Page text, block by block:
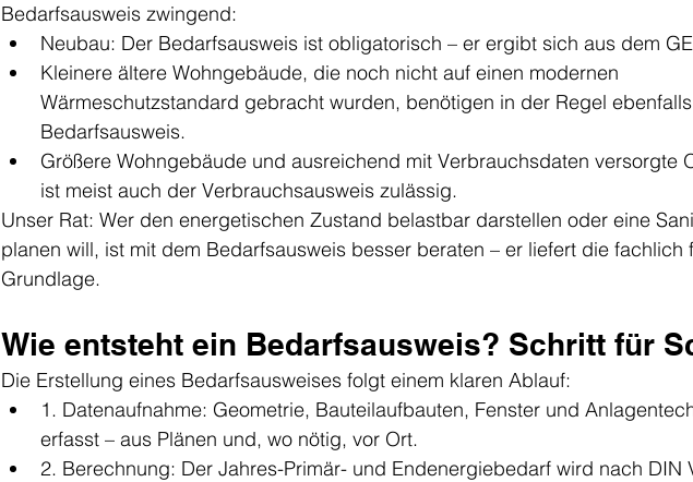
Bedarfsausweis zwingend:
Neubau: Der Bedarfsausweis ist obligatorisch – er ergibt sich aus dem
Kleinere ältere Wohngebäude, die noch nicht auf einen modernen
Wärmeschutzstandard gebracht wurden, benötigen in der Regel
Bedarfsausweis.
Größere Wohngebäude und ausreichend mit Verbrauchsdaten versorgte
ist meist auch der Verbrauchsausweis zulässig.
Unser Rat: Wer den energetischen Zustand belastbar darstellen oder eine
planen will, ist mit dem Bedarfsausweis besser beraten – er liefert die fachlich
Grundlage.
Wie entsteht ein Bedarfsausweis? Schritt für
Die Erstellung eines Bedarfsausweises folgt einem klaren Ablauf:
1. Datenaufnahme: Geometrie, Bauteilaufbauten, Fenster und
erfasst – aus Plänen und, wo nötig, vor Ort.
2. Berechnung: Der Jahres-Primär- und Endenergiebedarf wird nach DIN